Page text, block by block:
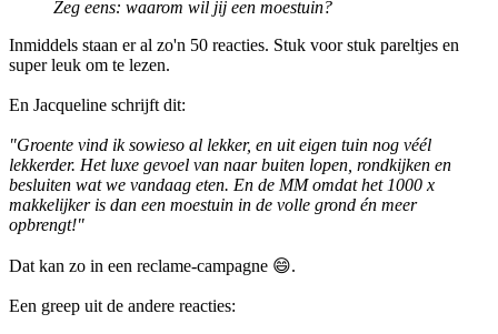
Zeg eens: waarom wil jij een moestuin?
Inmiddels staan er al zo'n 50 reacties. Stuk voor stuk pareltjes en
super leuk om te lezen.
En Jacqueline schrijft dit:
"Groente vind ik sowieso al lekker, en uit eigen tuin nog véél
lekkerder. Het luxe gevoel van naar buiten lopen, rondkijken en
besluiten wat we vandaag eten. En de MM omdat het 1000 x
makkelijker is dan een moestuin in de volle grond én meer
opbrengt!"
Dat kan zo in een reclame-campagne 😄.
Een greep uit de andere reacties: